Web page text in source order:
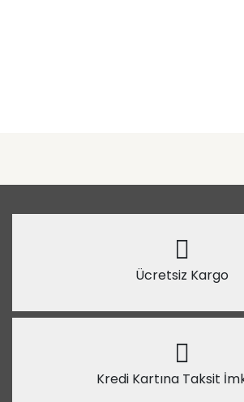
Ücretsiz Kargo
Kredi Kartına Taksit